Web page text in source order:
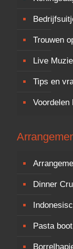
Trouwen
Live
Tips en
Voordelen
Dinner
Pasta